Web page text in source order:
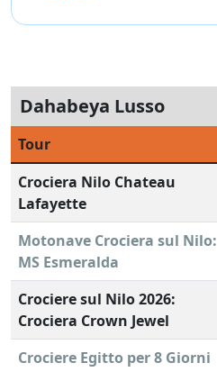
Dahabeya Lusso
Tour
Crociera Nilo Chateau
Lafayette
Motonave Crociera sul Nilo:
MS Esmeralda
Crociere sul Nilo 2026:
Crociera Crown Jewel
Crociere Egitto per 8 Giorni